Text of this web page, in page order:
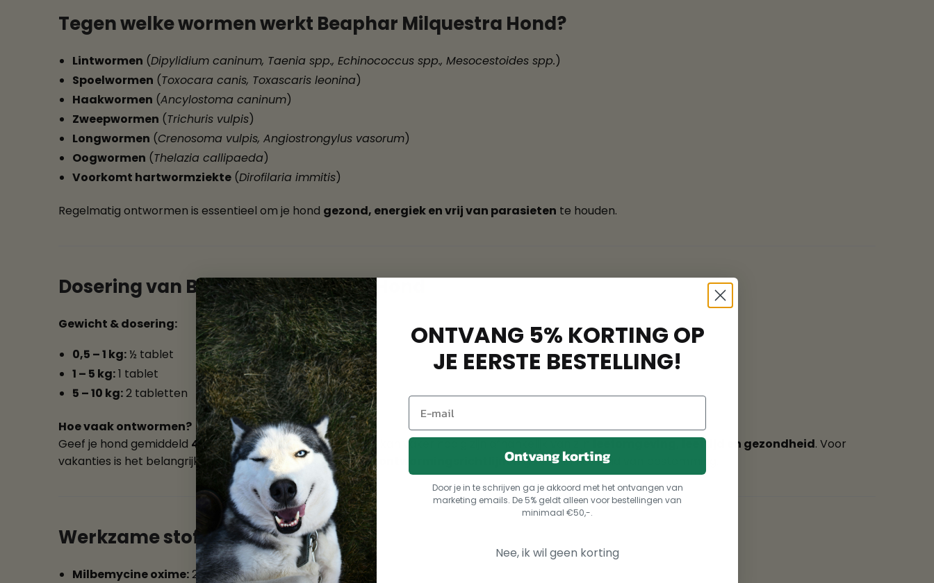
Tegen welke wormen werkt Beaphar Milquestra Hond?
Lintwormen (Dipylidium caninum, Taenia spp., Echinococcus spp., Mesocestoides spp.)
Spoelwormen (Toxocara canis, Toxascaris leonina)
Haakwormen (Ancylostoma caninum)
Zweepwormen (Trichuris vulpis)
Longwormen (Crenosoma vulpis, Angiostrongylus vasorum)
Oogwormen (Thelazia callipaeda)
Voorkomt hartwormziekte(Dirofilaria immitis)
Regelmatig ontwormen is essentieel om je hond gezond, energiek en vrij van parasieten te houden.
Dosering van Beaphar Milquestra Hond
Gewicht & dosering:
0,5 – 1 kg:½ tablet
1 – 5 kg:1 tablet
5 – 10 kg:2 tabletten
Hoe vaak ontwormen?
Geef je hond gemiddeld 4 keer per jaar een wormkuur. Dit kan vaker nodig zijn afhankelijk van zijn leefomgeving, leeftijd en gezondheid. Voor
vakanties is het belangrijk om te controleren of specifieke
ontwormingsrichtlijnengelden in het land van bestemming.
Werkzame stoffen per tablet:
Milbemycine oxime:2,5 mg
ONTVANG 5% KORTING OP
JE EERSTE BESTELLING!
Ontvang korting
Door je in te schrijven ga je akkoord met het ontvangen van
marketing emails. De 5% geldt alleen voor bestellingen van
minimaal €50,-.
Nee, ik wil geen korting